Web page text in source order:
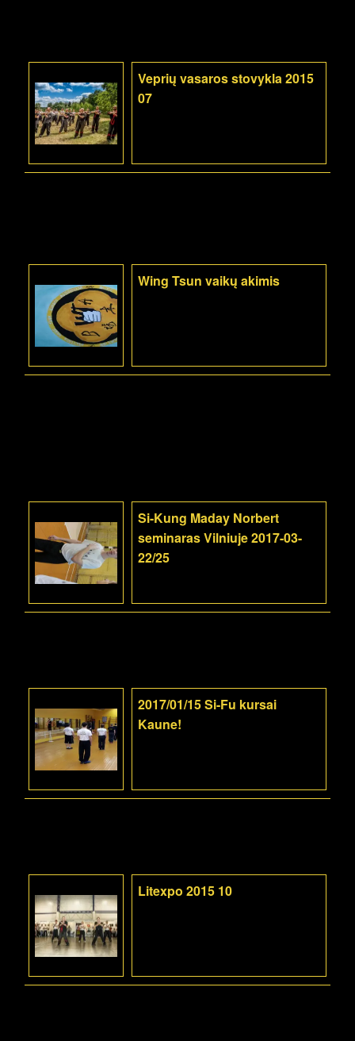
Veprių vasaros stovykla 2015
07
Wing Tsun vaikų akimis
Si-Kung Maday Norbert
seminaras Vilniuje 2017-03-
22/25
2017/01/15 Si-Fu kursai
Kaune!
Litexpo 2015 10